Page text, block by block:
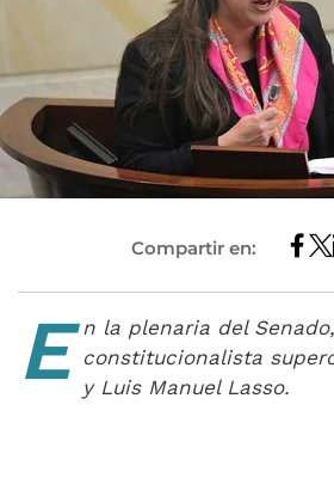
Compartir en:
E n la plenaria del
constitucionalista
y Luis Manuel Lasso.